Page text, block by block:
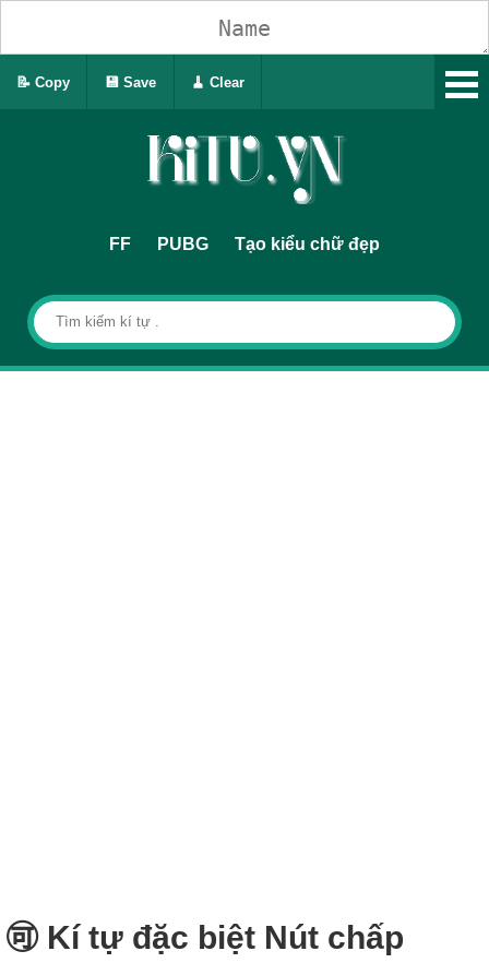
FF PUBG Tạo kiểu chữ đẹp
🉑 Kí tự đặc biệt Nút chấp
📝 Copy 💾 Save 🧹 Clear